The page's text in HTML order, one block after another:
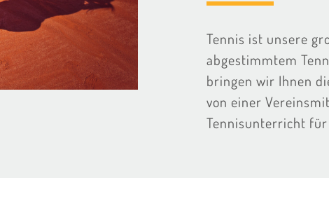
Tennis ist unsere
abgestimmtem
bringen wir Ihnen
von einer
Tennisunterricht